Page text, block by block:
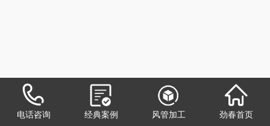
电话咨询 经典案例 风管加工 劲春首页